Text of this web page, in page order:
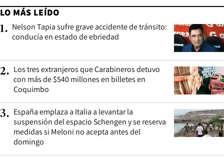
LO MÁS LEÍDO
1. Nelson Tapia sufre grave accidente de tránsito:
conducía en estado de ebriedad
2. Los tres extranjeros que Carabineros detuvo
con más de $540 millones en billetes en
Coquimbo
3. España emplaza a Italia a levantar la
suspensión del espacio Schengen y se reserva
medidas si Meloni no acepta antes del
domingo